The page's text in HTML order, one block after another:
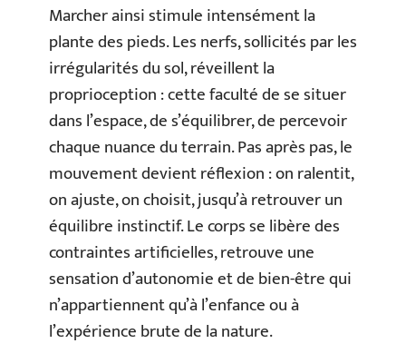
Marcher ainsi stimule intensément la
plante des pieds. Les nerfs, sollicités par les
irrégularités du sol, réveillent la
proprioception : cette faculté de se situer
dans l’espace, de s’équilibrer, de percevoir
chaque nuance du terrain. Pas après pas, le
mouvement devient réflexion : on ralentit,
on ajuste, on choisit, jusqu’à retrouver un
équilibre instinctif. Le corps se libère des
contraintes artificielles, retrouve une
sensation d’autonomie et de bien-être qui
n’appartiennent qu’à l’enfance ou à
l’expérience brute de la nature.